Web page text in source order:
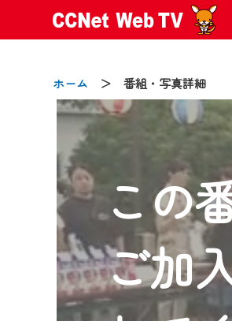
ホーム ＞ 番組・写真詳細
この
ご加
2024/09/02
動画配信サ
【変更点】
◆デザイン変
◆当社アプリ
CCNetサー